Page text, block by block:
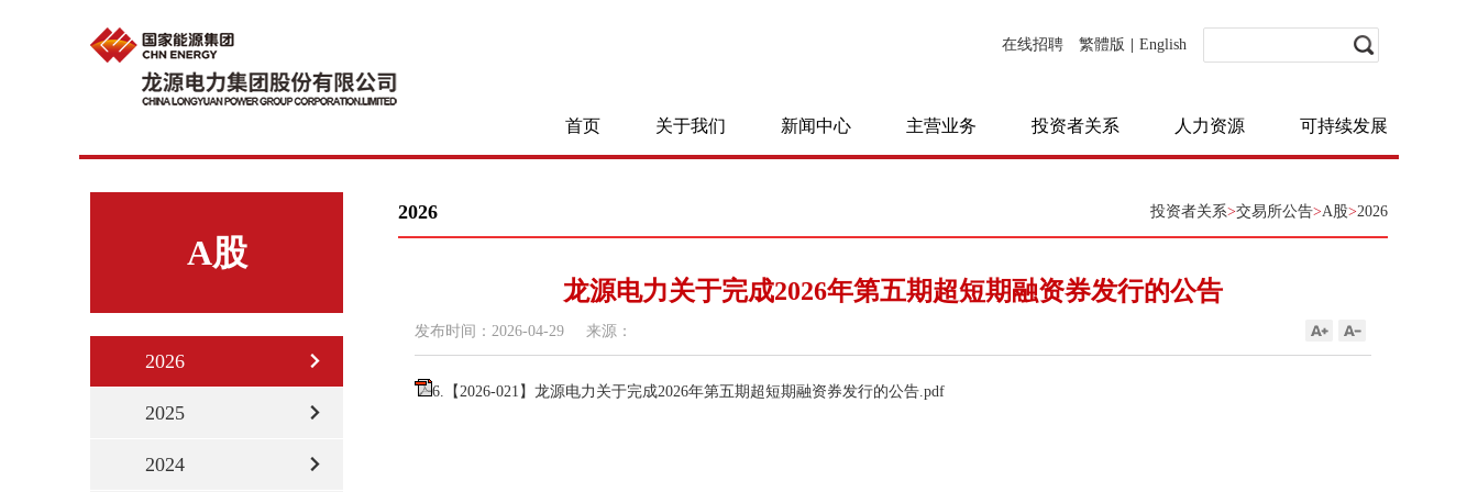
在线招聘 繁體版 English
首页 关于我们 新闻中心 主营业务 投资者关系 人力资源 可持续发展
A股
2026
2025
2024
2026 投资者关系>交易所公告>A股>2026
龙源电力关于完成2026年第五期超短期融资券发行的公告
发布时间： 2026-04-29 来源：
6.【2026-021】龙源电力关于完成2026年第五期超短期融资券发行的公告.pdf